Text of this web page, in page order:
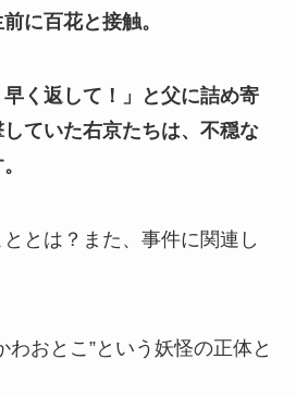
に百花と接触。
早く返して！」と父に詰め寄
ていた右京たちは、不穏な
とは？また、事件に関連し
わおとこ”という妖怪の正体と